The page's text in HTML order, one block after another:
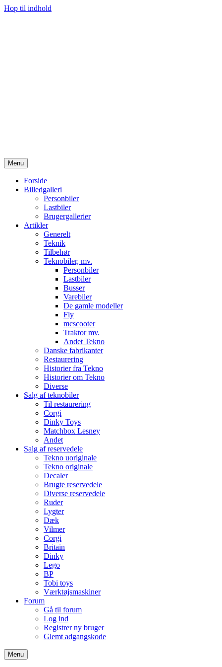
Hop til indhold
Menu
Forside
Billedgalleri
Personbiler
Lastbiler
Brugergallerier
Artikler
Generelt
Teknik
Tilbehør
Teknobiler, mv.
Personbiler
Lastbiler
Busser
Varebiler
De gamle modeller
Fly
mcscooter
Traktor mv.
Andet Tekno
Danske fabrikanter
Restaurering
Historier fra Tekno
Historier om Tekno
Diverse
Salg af teknobiler
Til restaurering
Corgi
Dinky Toys
Matchbox Lesney
Andet
Salg af reservedele
Tekno uoriginale
Tekno originale
Decaler
Brugte reservedele
Diverse reservedele
Ruder
Lygter
Dæk
Vilmer
Corgi
Britain
Dinky
Lego
BP
Tobi toys
Værktøjsmaskiner
Forum
Gå til forum
Log ind
Registrer ny bruger
Glemt adgangskode
Menu